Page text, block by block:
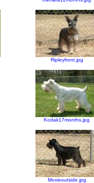
Ripleyfront.jpg
Kodak17months.jpg
Moxieoutside.jpg